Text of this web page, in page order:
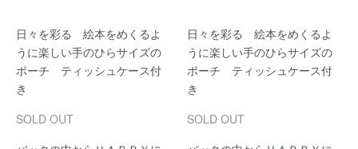
日々を彩る 絵本をめくるよ
うに楽しい手のひらサイズの
ポーチ ティッシュケース付
き
SOLD OUT
日々を彩る 絵本をめくるよ
うに楽しい手のひらサイズの
ポーチ ティッシュケース付
き
SOLD OUT